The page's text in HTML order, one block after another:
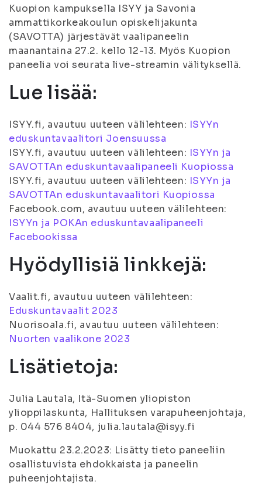
Kuopion kampuksella ISYY ja Savonia
ammattikorkeakoulun opiskelijakunta
(SAVOTTA) järjestävät vaalipaneelin
maanantaina 27.2. kello 12-13. Myös Kuopion
paneelia voi seurata live-streamin välityksellä.
Lue lisää:
ISYY.fi, avautuu uuteen välilehteen: ISYYn
eduskuntavaalitori Joensuussa
ISYY.fi, avautuu uuteen välilehteen: ISYYn ja
SAVOTTAn eduskuntavaalipaneeli Kuopiossa
ISYY.fi, avautuu uuteen välilehteen: ISYYn ja
SAVOTTAn eduskuntavaalitori Kuopiossa
Facebook.com, avautuu uuteen välilehteen:
ISYYn ja POKAn eduskuntavaalipaneeli
Facebookissa
Hyödyllisiä linkkejä:
Vaalit.fi, avautuu uuteen välilehteen:
Eduskuntavaalit 2023
Nuorisoala.fi, avautuu uuteen välilehteen:
Nuorten vaalikone 2023
Lisätietoja:
Julia Lautala, Itä-Suomen yliopiston
ylioppilaskunta, Hallituksen varapuheenjohtaja,
p. 044 576 8404, julia.lautala@isyy.fi
Muokattu 23.2.2023: Lisätty tieto paneeliin
osallistuvista ehdokkaista ja paneelin
puheenjohtajista.